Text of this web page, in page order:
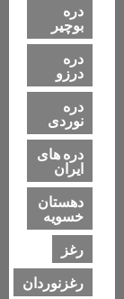
دره
بوچیر
دره
درزو
دره
نوردی
دره های
ایران
دهستان
خسویه
رغز
رغزنوردان